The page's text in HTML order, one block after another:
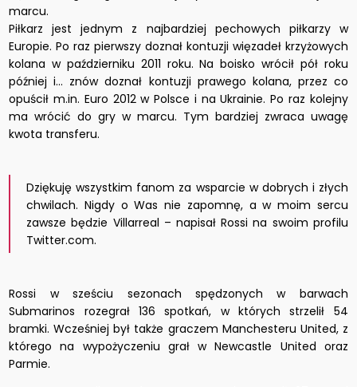
marcu.
Piłkarz jest jednym z najbardziej pechowych piłkarzy w
Europie. Po raz pierwszy doznał kontuzji więzadeł krzyżowych
kolana w październiku 2011 roku. Na boisko wrócił pół roku
później i... znów doznał kontuzji prawego kolana, przez co
opuścił m.in. Euro 2012 w Polsce i na Ukrainie. Po raz kolejny
ma wrócić do gry w marcu. Tym bardziej zwraca uwagę
kwota transferu.
Dziękuję wszystkim fanom za wsparcie w dobrych i złych
chwilach. Nigdy o Was nie zapomnę, a w moim sercu
zawsze będzie Villarreal – napisał Rossi na swoim profilu
Twitter.com.
Rossi w sześciu sezonach spędzonych w barwach
Submarinos rozegrał 136 spotkań, w których strzelił 54
bramki. Wcześniej był także graczem Manchesteru United, z
którego na wypożyczeniu grał w Newcastle United oraz
Parmie.